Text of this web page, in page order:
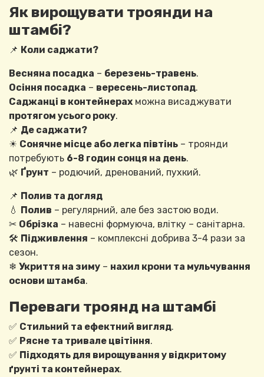
Як вирощувати троянди на
штамбі?
📌 Коли саджати?
Весняна посадка – березень-травень.
Осіння посадка – вересень-листопад.
Саджанці в контейнерах можна висаджувати
протягом усього року.
📌 Де саджати?
☀ Сонячне місце або легка півтінь – троянди
потребують 6-8 годин сонця на день.
🌿 Ґрунт – родючий, дренований, пухкий.
📌 Полив та догляд
💧 Полив – регулярний, але без застою води.
✂ Обрізка – навесні формуюча, влітку – санітарна.
🛠 Підживлення – комплексні добрива 3-4 рази за
сезон.
❄ Укриття на зиму – нахил крони та мульчування
основи штамба.
Переваги троянд на штамбі
✅ Стильний та ефектний вигляд.
✅ Рясне та тривале цвітіння.
✅ Підходять для вирощування у відкритому
ґрунті та контейнерах.